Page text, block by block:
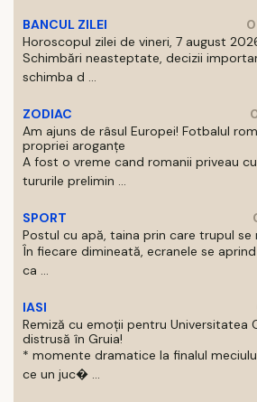
BANCUL ZILEI
Horoscopul zilei de vineri, 7 august
Schimbări neasteptate, decizii
schimba d ...
ZODIAC
Am ajuns de râsul Europei! Fotbalul
propriei aroganțe
A fost o vreme cand romanii priveau
tururile prelimin ...
SPORT
Postul cu apă, taina prin care trupul se
În fiecare dimineată, ecranele se
ca ...
IASI
Remiză cu emoții pentru Universitatea
distrusă în Gruia!
* momente dramatice la finalul
ce un juc� ...